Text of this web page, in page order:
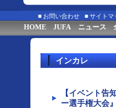
■ お問い合わせ ■ サイトマ
HOME JUFA ニュース
インカレ
【イベント告
ー選手権大会